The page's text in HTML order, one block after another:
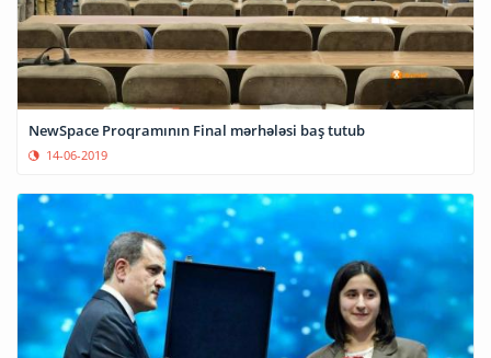
NewSpace Proqramının Final mərhələsi baş tutub
14-06-2019